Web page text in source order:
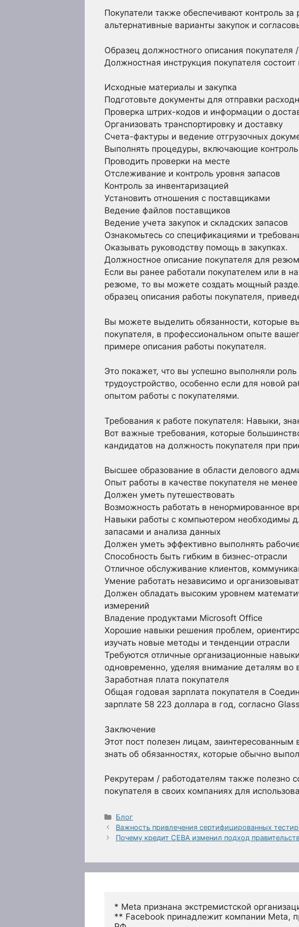
Покупатели также обеспечивают контроль
альтернативные варианты закупок и
Образец должностного описания покупателя
Должностная инструкция покупателя
Исходные материалы и закупка
Подготовьте документы для отправки
Проверка штрих-кодов и информации о
Организовать транспортировку и доставку
Счета-фактуры и ведение отгрузочных
Выполнять процедуры, включающие контроль
Проводить проверки на месте
Отслеживание и контроль уровня запасов
Контроль за инвентаризацией
Установить отношения с поставщиками
Ведение файлов поставщиков
Ведение учета закупок и складских запасов
Ознакомьтесь со спецификациями и
Оказывать руководству помощь в закупках.
Должностное описание покупателя для
Если вы ранее работали покупателем или в
резюме, то вы можете создать мощный
образец описания работы покупателя,
Вы можете выделить обязанности, которые
покупателя, в профессиональном опыте
примере описания работы покупателя.
Это покажет, что вы успешно выполняли
трудоустройство, особенно если для новой
опытом работы с покупателями.
Требования к работе покупателя: Навыки,
Вот важные требования, которые
кандидатов на должность покупателя при
Высшее образование в области делового
Опыт работы в качестве покупателя не
Должен уметь путешествовать
Возможность работать в ненормированное
Навыки работы с компьютером необходимы
запасами и анализа данных
Должен уметь эффективно выполнять
Способность быть гибким в бизнес-отрасли
Отличное обслуживание клиентов,
Умение работать независимо и
Должен обладать высоким уровнем
измерений
Владение продуктами Microsoft Office
Хорошие навыки решения проблем,
изучать новые методы и тенденции отрасли
Требуются отличные организационные
одновременно, уделяя внимание деталям во
Заработная плата покупателя
Общая годовая зарплата покупателя в
зарплате 58 223 доллара в год, согласно
Заключение
Этот пост полезен лицам, заинтересованным
знать об обязанностях, которые обычно
Рекрутерам / работодателям также полезно
покупателя в своих компаниях для
Рубрики
Блог
Важность привлечения сертифицированных
Почему кредит CEBA изменил подход
* Meta признана экстремистской
** Facebook принадлежит компании Meta,